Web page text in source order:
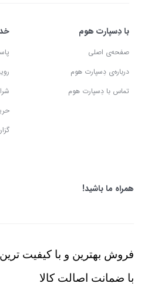
با دِسپارت هوم
صفحه‌ی اصلی
درباره‌ی دِسپارت هوم
تماس با دِسپارت هوم
همراه ما باشید!
فروش بهترین و با کیفیت
با ضمانت اصالت کالا